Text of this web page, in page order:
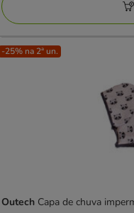
25.99€
-25% na 2ª un.
Outech